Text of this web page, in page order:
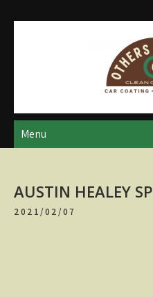
アザース
【神奈川・厚木・愛川】カ
Menu
AUSTIN HEALEY
2021/02/07